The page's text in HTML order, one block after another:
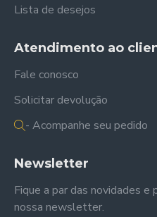
Lista de desejos
Atendimento ao
Fale conosco
Solicitar devolução
- Acompanhe seu pedido
Newsletter
Fique a par das novidades e
nossa newsletter.